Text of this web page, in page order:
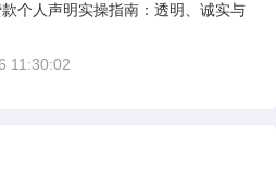
个人声明实操指南：透明、诚实与
11:30:02